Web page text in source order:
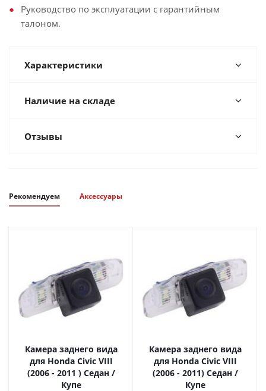
Руководство по эксплуатации с гарантийным
талоном.
Характеристики
Наличие на складе
Отзывы
Рекомендуем Аксессуары
Камера заднего вида
для Honda Civic VIII
(2006 - 2011 ) Седан /
Купе
Камера заднего вида
для Honda Civic VIII
(2006 - 2011) Седан /
Купе